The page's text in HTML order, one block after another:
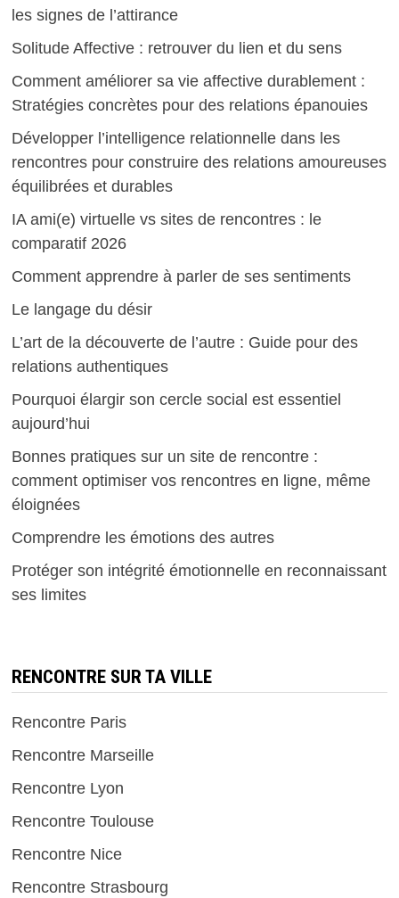
les signes de l’attirance
Solitude Affective : retrouver du lien et du sens
Comment améliorer sa vie affective durablement :
Stratégies concrètes pour des relations épanouies
Développer l’intelligence relationnelle dans les
rencontres pour construire des relations amoureuses
équilibrées et durables
IA ami(e) virtuelle vs sites de rencontres : le
comparatif 2026
Comment apprendre à parler de ses sentiments
Le langage du désir
L’art de la découverte de l’autre : Guide pour des
relations authentiques
Pourquoi élargir son cercle social est essentiel
aujourd’hui
Bonnes pratiques sur un site de rencontre :
comment optimiser vos rencontres en ligne, même
éloignées
Comprendre les émotions des autres
Protéger son intégrité émotionnelle en reconnaissant
ses limites
RENCONTRE SUR TA VILLE
Rencontre Paris
Rencontre Marseille
Rencontre Lyon
Rencontre Toulouse
Rencontre Nice
Rencontre Strasbourg